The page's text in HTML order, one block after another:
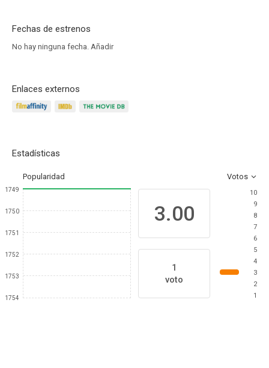
Fechas de estrenos
No hay ninguna fecha. Añadir
Enlaces externos
Estadísticas
Popularidad Votos
1749
1750
1751
1752
1753
1754
3.00
1
voto
10
9
8
7
6
5
4
3
2
1